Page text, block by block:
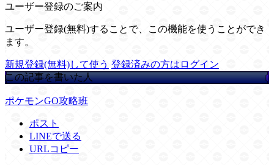
ユーザー登録のご案内
ユーザー登録(無料)することで、この機能を使うことができ
ます。
新規登録(無料)して使う 登録済みの方はログイン
この記事を書いた人
ポケモンGO攻略班
ポスト
LINEで送る
URLコピー